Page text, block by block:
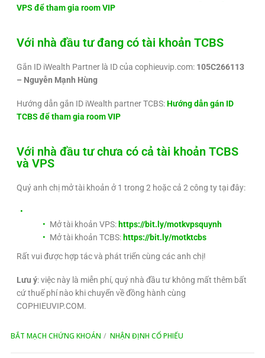
VPS để tham gia room VIP
Với nhà đầu tư đang có tài khoản TCBS
Gắn ID iWealth Partner là ID của cophieuvip.com: 105C266113
– Nguyễn Mạnh Hùng
Hướng dẫn gắn ID iWealth partner TCBS:Hướng dẫn gán ID
TCBS để tham gia room VIP
Với nhà đầu tư chưa có cả tài khoản TCBS
và VPS
Quý anh chị mở tài khoản ở 1 trong 2 hoặc cả 2 công ty tại đây:
Mở tài khoản VPS: https://bit.ly/motkvpsquynh
Mở tài khoản TCBS: https://bit.ly/motktcbs
Rất vui được hợp tác và phát triển cùng các anh chị!
Lưu ý: việc này là miễn phí, quý nhà đầu tư không mất thêm bất
cứ thuế phí nào khi chuyển về đồng hành cùng
COPHIEUVIP.COM.
BẮT MẠCH CHỨNG KHOÁN NHẬN ĐỊNH CỔ PHIẾU